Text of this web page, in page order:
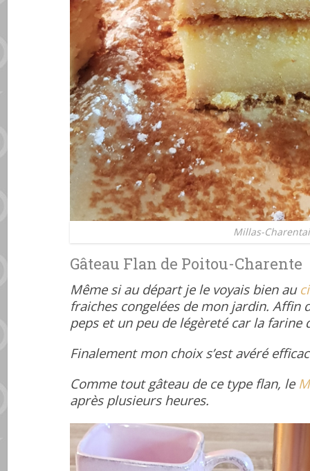
Millas-
Gâteau Flan de Poitou-Charente
Même si au départ je le voyais bien au
fraiches congelées de mon jardin. Affin
peps et un peu de légèreté car la farine
Finalement mon choix s’est avéré
Comme tout gâteau de ce type flan, le
après plusieurs heures.